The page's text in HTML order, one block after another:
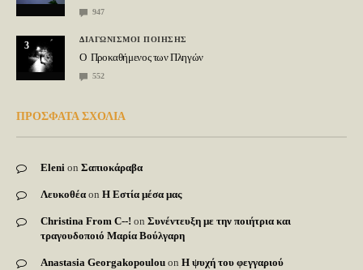
947
3
ΔΙΑΓΩΝΙΣΜΟΙ ΠΟΙΗΣΗΣ
Ο Προκαθήμενος των Πληγών
552
ΠΡΟΣΦΑΤΑ ΣΧΟΛΙΑ
Eleni on Σαπιοκάραβα
Λευκοθέα on Η Εστία μέσα μας
Christina From C--! on Συνέντευξη με την ποιήτρια και
τραγουδοποιό Μαρία Βούλγαρη
Anastasia Georgakopoulou on Η ψυχή του φεγγαριού